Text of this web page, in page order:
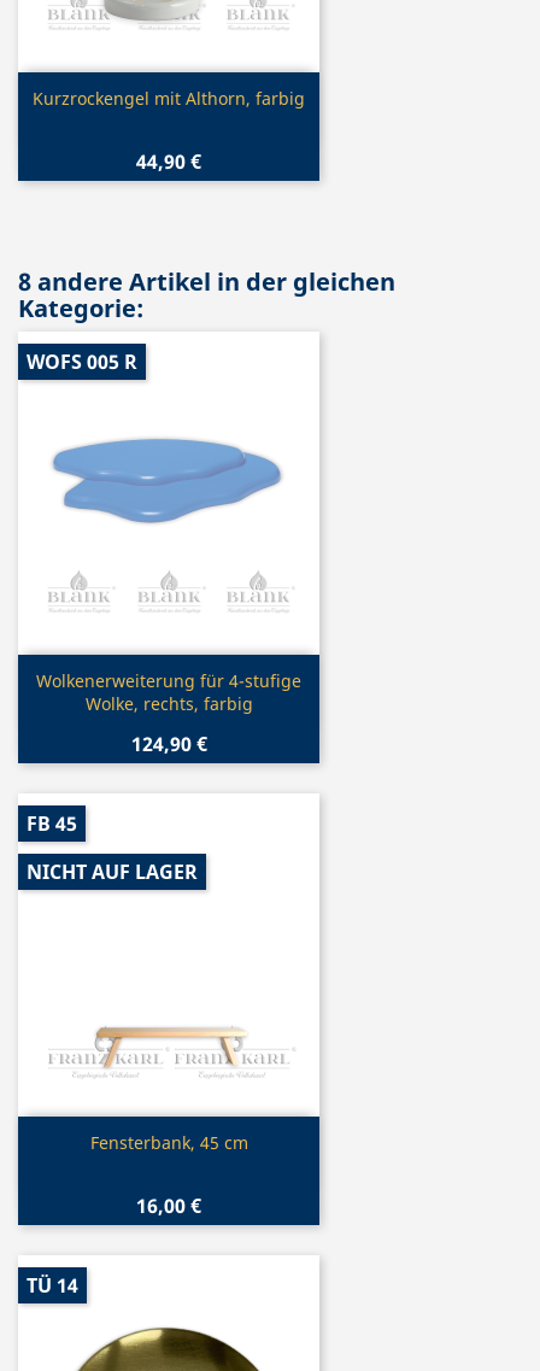
Vorschau
Kurzrockengel mit Althorn, farbig
44,90 €
8 andere Artikel in der gleichen
Kategorie:
Vorschau
Wolkenerweiterung für 4-stufige
Wolke, rechts, farbig
124,90 €
WOFS 005 R
Vorschau
Fensterbank, 45 cm
16,00 €
FB 45
NICHT AUF LAGER
TÜ 14